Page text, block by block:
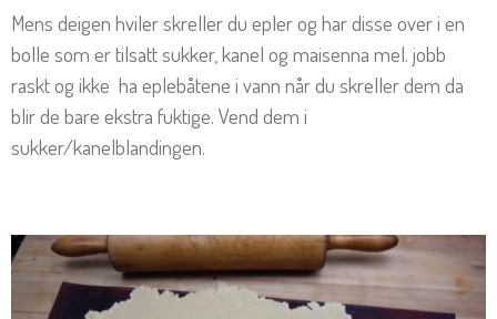
Mens deigen hviler skreller du epler og har disse over i en
bolle som er tilsatt sukker, kanel og maisenna mel. jobb
raskt og ikke ha eplebåtene i vann når du skreller dem da
blir de bare ekstra fuktige. Vend dem i
sukker/kanelblandingen.